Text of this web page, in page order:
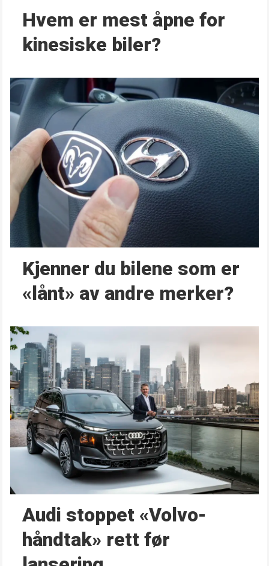
Hvem er mest åpne for
kinesiske biler?
Kjenner du bilene som er
«lånt» av andre merker?
Audi stoppet «Volvo-
håndtak» rett før